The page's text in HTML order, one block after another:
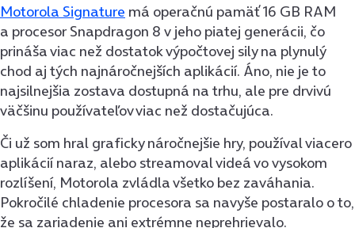
Motorola Signature má operačnú pamäť 16 GB RAM
a procesor Snapdragon 8 v jeho piatej generácii, čo
prináša viac než dostatok výpočtovej sily na plynulý
chod aj tých najnáročnejších aplikácií. Áno, nie je to
najsilnejšia zostava dostupná na trhu, ale pre drvivú
väčšinu používateľov viac než dostačujúca.
Či už som hral graficky náročnejšie hry, používal viacero
aplikácií naraz, alebo streamoval videá vo vysokom
rozlíšení, Motorola zvládla všetko bez zaváhania.
Pokročilé chladenie procesora sa navyše postaralo o to,
že sa zariadenie ani extrémne neprehrievalo.